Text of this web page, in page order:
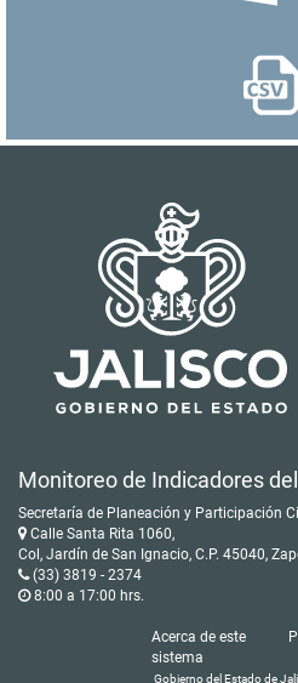
Monitoreo de Indicadores
Secretaría de Planeación y Participación
Calle Santa Rita 1060,
Col, Jardín de San Ignacio, C.P. 45040,
(33) 3819 - 2374
8:00 a 17:00 hrs.
Acerca de este
sistema
Gobierno del Estado de